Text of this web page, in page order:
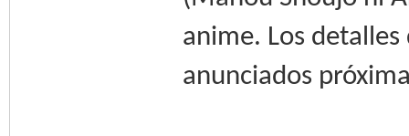
anime. Los
anunciados